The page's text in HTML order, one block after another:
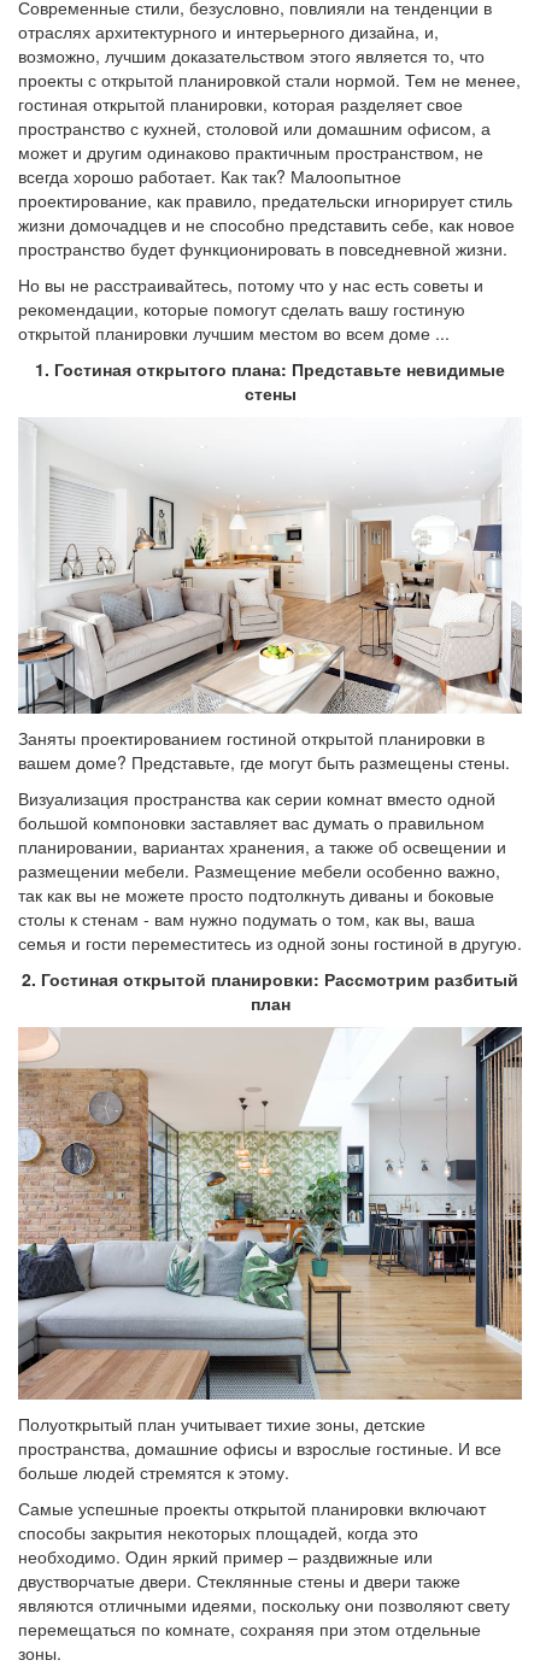
Современные стили, безусловно, повлияли на тенденции в
отраслях архитектурного и интерьерного дизайна, и,
возможно, лучшим доказательством этого является то, что
проекты с открытой планировкой стали нормой. Тем не менее,
гостиная открытой планировки, которая разделяет свое
пространство с кухней, столовой или домашним офисом, а
может и другим одинаково практичным пространством, не
всегда хорошо работает. Как так? Малоопытное
проектирование, как правило, предательски игнорирует стиль
жизни домочадцев и не способно представить себе, как новое
пространство будет функционировать в повседневной жизни.
Но вы не расстраивайтесь, потому что у нас есть советы и
рекомендации, которые помогут сделать вашу гостиную
открытой планировки лучшим местом во всем доме ...
1. Гостиная открытого плана: Представьте невидимые
стены
Заняты проектированием гостиной открытой планировки в
вашем доме? Представьте, где могут быть размещены стены.
Визуализация пространства как серии комнат вместо одной
большой компоновки заставляет вас думать о правильном
планировании, вариантах хранения, а также об освещении и
размещении мебели. Размещение мебели особенно важно,
так как вы не можете просто подтолкнуть диваны и боковые
столы к стенам - вам нужно подумать о том, как вы, ваша
семья и гости переместитесь из одной зоны гостиной в другую.
2. Гостиная открытой планировки: Рассмотрим разбитый
план
Полуоткрытый план учитывает тихие зоны, детские
пространства, домашние офисы и взрослые гостиные. И все
больше людей стремятся к этому.
Самые успешные проекты открытой планировки включают
способы закрытия некоторых площадей, когда это
необходимо. Один яркий пример – раздвижные или
двустворчатые двери. Стеклянные стены и двери также
являются отличными идеями, поскольку они позволяют свету
перемещаться по комнате, сохраняя при этом отдельные
зоны.